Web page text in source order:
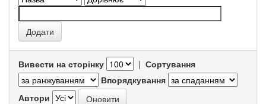
Вивести на сторінку | Сортування
Впорядкування
Автори